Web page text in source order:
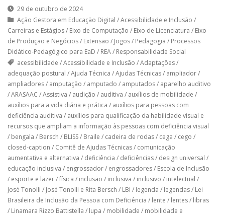
29 de outubro de 2024
Ação Gestora em Educação Digital /Acessibilidade e Inclusão /
Carreiras e Estágios/ Eixo de Computação / Eixo de Licenciatura / Eixo
de Produção e Negócios/ Extensão / Jogos/ Pedagogia / Processos
Didático-Pedagógico para EaD / REA/ Responsabilidade Social
acessibilidade /Acessibilidade e Inclusão /Adaptações/
adequação postural /Ajuda Técnica /Ajudas Técnicas/ ampliador/
ampliadores/ amputação / amputado / amputados/ aparelho auditivo
/ARASAAC /Assistiva / audição / auditiva / auxílios de mobilidade /
auxílios para a vida diária e prática / auxílios para pessoas com
deficiência auditiva / auxílios para qualificação da habilidade visual e
recursos que ampliam a informação às pessoas com deficiência visual
/ bengala / Bersch / BLISS/ Braile / cadeira de rodas/ cega / cego /
closed-caption / Comitê de Ajudas Técnicas/ comunicação
aumentativa e alternativa / deficiência / deficiências/ design universal /
educação inclusiva / engrossador/ engrossadores/ Escola de Inclusão
/ esporte e lazer/física / inclusão / inclusiva / inclusivo / intelectual /
José Tonolli / José Tonolli e Rita Bersch / LBI / legenda / legendas/ Lei
Brasileira de Inclusão da Pessoa com Deficiência / lente / lentes/ libras
/ Linamara Rizzo Battistella / lupa / mobilidade / mobilidade e